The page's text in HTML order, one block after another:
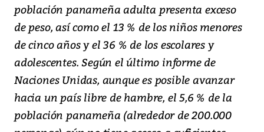
población panameña adulta presenta exceso
de peso, así como el 13 % de los niños menores
de cinco años y el 36 % de los escolares y
adolescentes. Según el último informe de
Naciones Unidas, aunque es posible avanzar
hacia un país libre de hambre, el 5,6 % de la
población panameña (alrededor de 200.000